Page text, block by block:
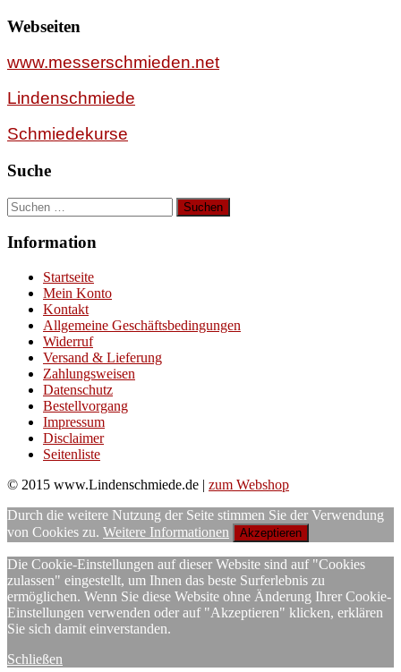
Webseiten
www.messerschmieden.net
Lindenschmiede
Schmiedekurse
Suche
Suchen
nach:
Information
Startseite
Mein Konto
Kontakt
Allgemeine Geschäftsbedingungen
Widerruf
Versand & Lieferung
Zahlungsweisen
Datenschutz
Bestellvorgang
Impressum
Disclaimer
Seitenliste
© 2015 www.Lindenschmiede.de | zum Webshop
Durch die weitere Nutzung der Seite stimmen Sie der Verwendung
von Cookies zu. Weitere Informationen Akzeptieren
Die Cookie-Einstellungen auf dieser Website sind auf "Cookies
zulassen" eingestellt, um Ihnen das beste Surferlebnis zu
ermöglichen. Wenn Sie diese Website ohne Änderung Ihrer Cookie-
Einstellungen verwenden oder auf "Akzeptieren" klicken, erklären
Sie sich damit einverstanden.
Schließen